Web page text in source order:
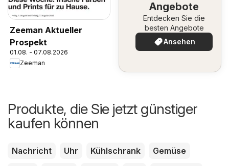
Zeeman Aktueller
Prospekt
01.08. - 07.08.2026
Zeeman
Angebote
Entdecken Sie die
besten Angebote
Ansehen
Produkte, die Sie jetzt günstiger
kaufen können
Nachricht Uhr Kühlschrank
Gemüse